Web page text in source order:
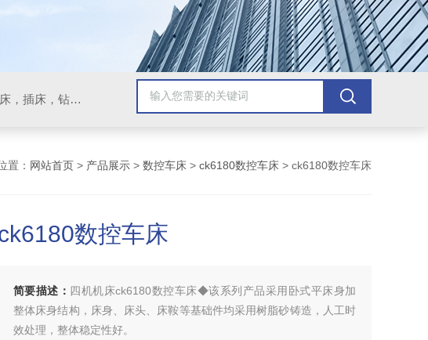
数控车床，加工中心，数控铣床，立钻，台钻，摇臂钻床，锯床，牛头刨床，磨床，插床，钻铣床，滚齿机
置： 网站首页 > 产品展示 > 数控车床 > ck6180数控车床 > ck6180数控车床
数控车床
简要描述： 四机机床ck6180数控车床◆该系列产品采用卧式平床身加
整体床身结构，床身、床头、床鞍等基础件均采用树脂砂铸造，人工时
效处理，整体稳定性好。